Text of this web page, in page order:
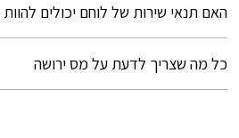
האם תנאי שירות של לוחם יכולים
כל מה שצריך לדעת על מס ירושה